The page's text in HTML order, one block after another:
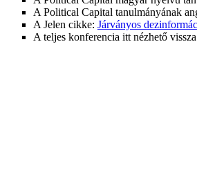
A Political Capital tanulmányának
A Jelen cikke: Járványos
A teljes konferencia itt nézhető